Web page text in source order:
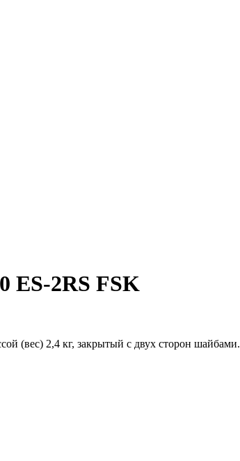
ES-2RS FSK
(вес) 2,4 кг, закрытый с двух сторон шайбами.